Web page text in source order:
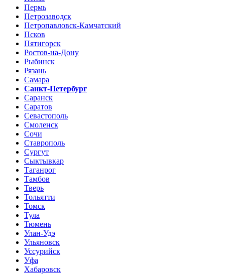
Пермь
Петрозаводск
Петропавловск-Камчатский
Псков
Пятигорск
Ростов-на-Дону
Рыбинск
Рязань
Самара
Санкт-Петербург
Саранск
Саратов
Севастополь
Смоленск
Сочи
Ставрополь
Сургут
Сыктывкар
Таганрог
Тамбов
Тверь
Тольятти
Томск
Тула
Тюмень
Улан-Удэ
Ульяновск
Уссурийск
Уфа
Хабаровск